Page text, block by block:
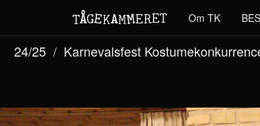
TÅGEKAMMERET Om TK
24/25 Karnevalsfest